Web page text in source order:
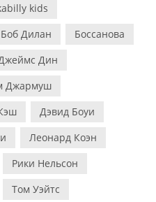
kids
Боб Дилан
Боссанова
Дин
Джармуш
Дэвид Боуи
Леонард Коэн
Рики Нельсон
Том Уэйтс